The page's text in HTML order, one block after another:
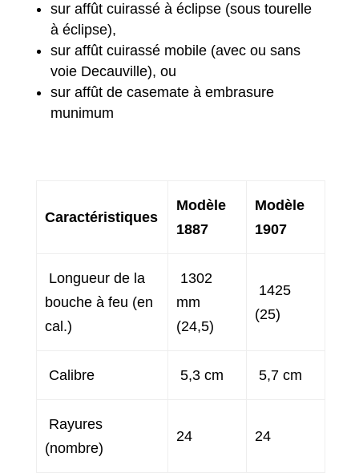
sur affût cuirassé à éclipse (sous tourelle
à éclipse),
sur affût cuirassé mobile (avec ou sans
voie Decauville), ou
sur affût de casemate à embrasure
munimum
Caractéristiques
Modèle
1887
Modèle
1907
Longueur de la
bouche à feu (en
cal.)
1302
mm
(24,5)
1425
(25)
Calibre 5,3 cm 5,7 cm
Rayures
(nombre)
24 24